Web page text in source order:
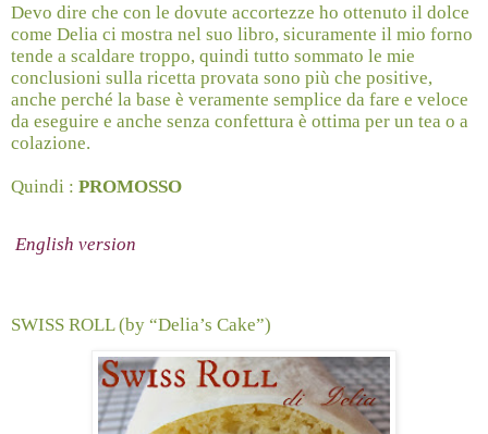
Devo dire che con le dovute accortezze ho ottenuto il dolce
come Delia ci mostra nel suo libro, sicuramente il mio forno
tende a scaldare troppo, quindi tutto sommato le mie
conclusioni sulla ricetta provata sono più che positive,
anche perché la base è veramente semplice da fare e veloce
da eseguire e anche senza confettura è ottima per un tea o a
colazione.
Quindi : PROMOSSO
English version
SWISS ROLL (by “Delia’s Cake”)